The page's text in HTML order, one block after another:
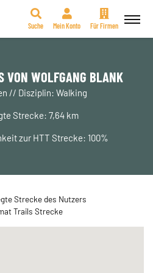
Suche Mein Konto Für Firmen
VON WOLFGANG BLANK
// Disziplin: Walking
Strecke: 7,64 km
zur HTT Strecke: 100%
Strecke des Nutzers
Trails Strecke